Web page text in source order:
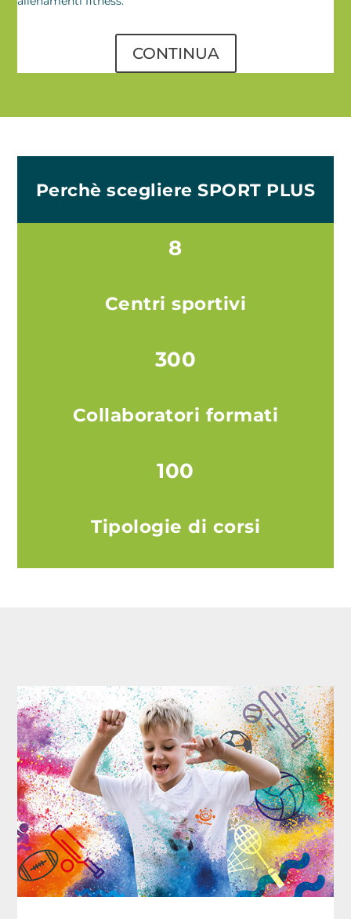
CONTINUA
Perchè scegliere SPORT PLUS
8
Centri sportivi
300
Collaboratori formati
100
Tipologie di corsi